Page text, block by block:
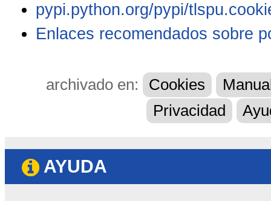
pypi.python.org/pypi/
Enlaces recomendados sobre
archivado en: Cookies
Privacidad
AYUDA